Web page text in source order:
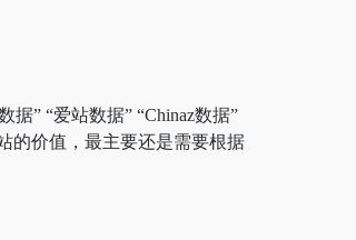
” “爱站数据” “Chinaz数据”
的价值，最主要还是需要根据